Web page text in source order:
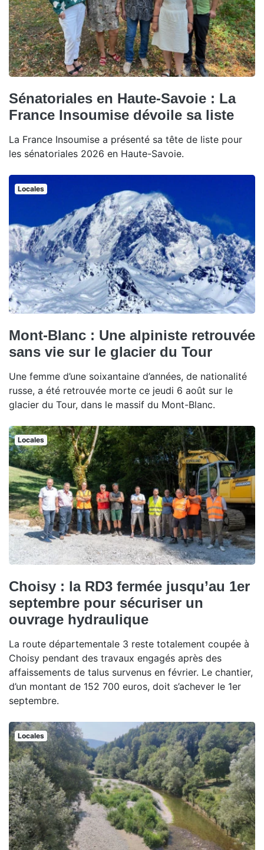
Sénatoriales en Haute-Savoie : La
France Insoumise dévoile sa liste
La France Insoumise a présenté sa tête de liste pour
les sénatoriales 2026 en Haute-Savoie.
Locales
Mont-Blanc : Une alpiniste retrouvée
sans vie sur le glacier du Tour
Une femme d’une soixantaine d’années, de nationalité
russe, a été retrouvée morte ce jeudi 6 août sur le
glacier du Tour, dans le massif du Mont-Blanc.
Locales
Choisy : la RD3 fermée jusqu’au 1er
septembre pour sécuriser un
ouvrage hydraulique
La route départementale 3 reste totalement coupée à
Choisy pendant des travaux engagés après des
affaissements de talus survenus en février. Le chantier,
d’un montant de 152 700 euros, doit s’achever le 1er
septembre.
Locales